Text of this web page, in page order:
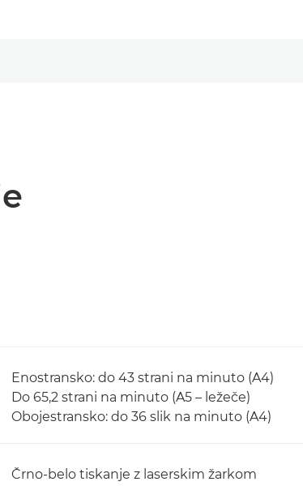
Enostransko: do 43 strani na minuto (A4)
Do 65,2 strani na minuto (A5 – ležeče)
Obojestransko: do 36 slik na minuto (A4)
Črno-belo tiskanje z laserskim žarkom